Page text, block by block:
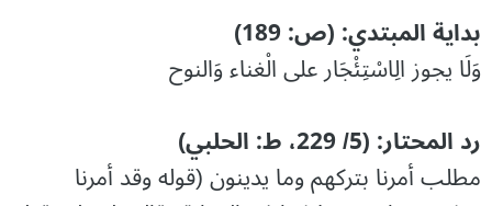
بداية المبتدي: (ص: 189)
وَلَا يجوز الِاسْتِئْجَار على الْغناء وَالنوح
رد المحتار: (5/ 229، ط: الحلبي)
مطلب أمرنا بتركهم وما يدينون (قوله وقد أمرنا